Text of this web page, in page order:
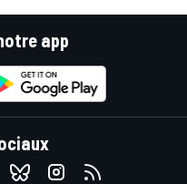
app